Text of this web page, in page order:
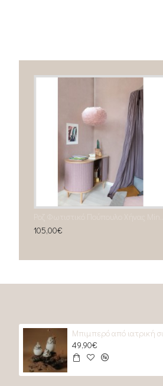
105,00€
49,90€